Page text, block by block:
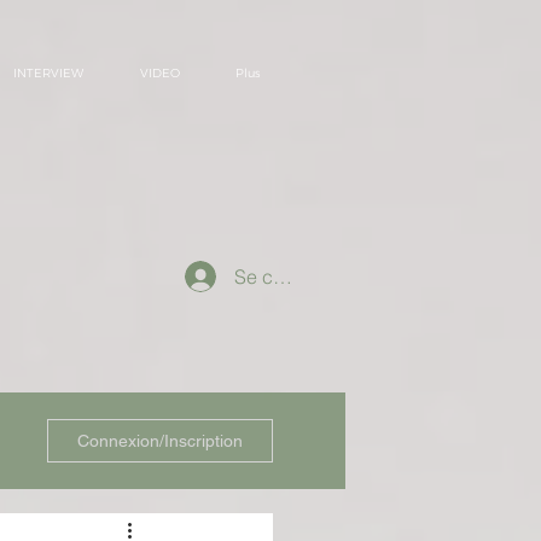
INTERVIEW VIDEO Plus
Se connecter
Connexion/Inscription